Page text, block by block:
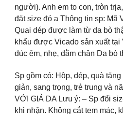
người). Anh em to con, tròn
đặt size đó ạ Thông tin sp: Mã
Quai dép được làm từ da bò
khẩu được Vicado sản xuất tại
đúc êm, nhẹ, đằm chân Da bò
Sp gồm có: Hộp, dép, quà
giản, sang trọng, trẻ trung và
VỚI GIẢ DA Lưu ý: – Sp đổi
khi nhận. Không cắt tem mác,